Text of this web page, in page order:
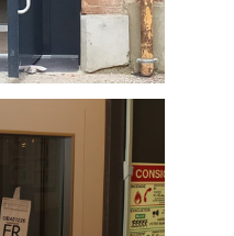
dans un cabinet